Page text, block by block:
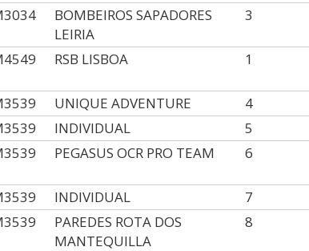
BOMBEIROS SAPADORES
LEIRIA
3
RSB LISBOA 1
UNIQUE ADVENTURE
4
INDIVIDUAL
5
PEGASUS OCR PRO TEAM 6
INDIVIDUAL
7
PAREDES ROTA DOS
MANTEQUILLA
8